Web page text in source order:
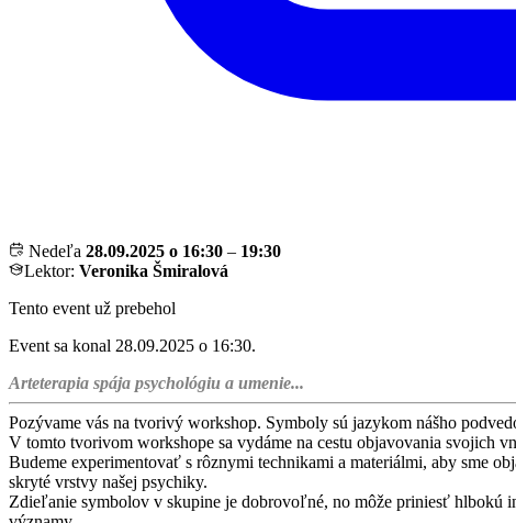
Nedeľa 28.09.2025 o 16:30 – 19:30
Lektor: Veronika Šmiralová
Tento event už prebehol
Event sa konal 28.09.2025 o 16:30.
Arteterapia spája psychológiu a umenie...
Pozývame vás na tvorivý workshop. Symboly sú jazykom nášho
V tomto tvorivom workshope sa vydáme na cestu objavovania svojich
Budeme experimentovať s rôznymi technikami a materiálmi, aby sme
skryté vrstvy našej psychiky.
Zdieľanie symbolov v skupine je dobrovoľné, no môže priniesť hlbokú